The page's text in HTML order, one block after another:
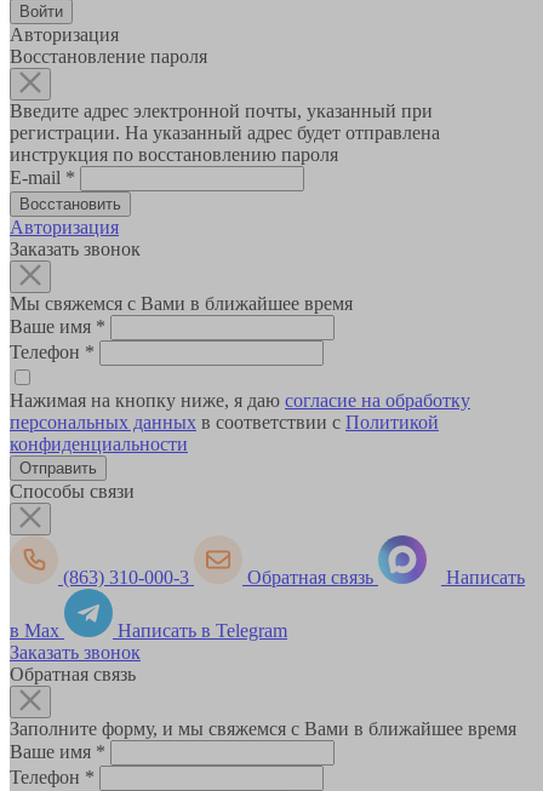
Авторизация
Восстановление пароля
Введите адрес электронной почты, указанный при
регистрации. На указанный адрес будет отправлена
инструкция по восстановлению пароля
E-mail *
Авторизация
Заказать звонок
Мы свяжемся с Вами в ближайшее время
Ваше имя *
Телефон *
Нажимая на кнопку ниже, я даю согласие на обработку
персональных данных в соответствии с Политикой
конфиденциальности
Способы связи
(863) 310-000-3 Обратная связь Написать
в Max
Написать в Telegram
Заказать звонок
Обратная связь
Заполните форму, и мы свяжемся с Вами в ближайшее время
Ваше имя *
Телефон *